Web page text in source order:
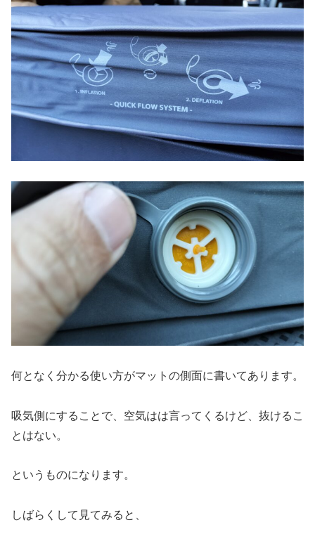
何となく分かる使い方がマットの側面に書いてあります。
吸気側にすることで、空気はは言ってくるけど、抜けるこ
とはない。
というものになります。
しばらくして見てみると、